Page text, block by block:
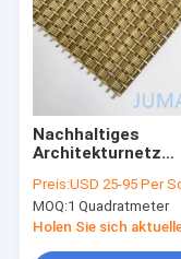
Nachhaltiges
Architekturnetz
Festigkeit
Preis:USD 25-95 Per Square
MOQ:1 Quadratmeter
Holen Sie sich aktuelle